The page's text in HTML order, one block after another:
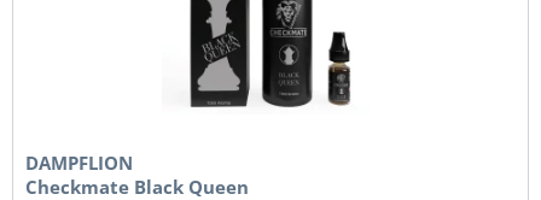
DAMPFLION
Checkmate Black Queen